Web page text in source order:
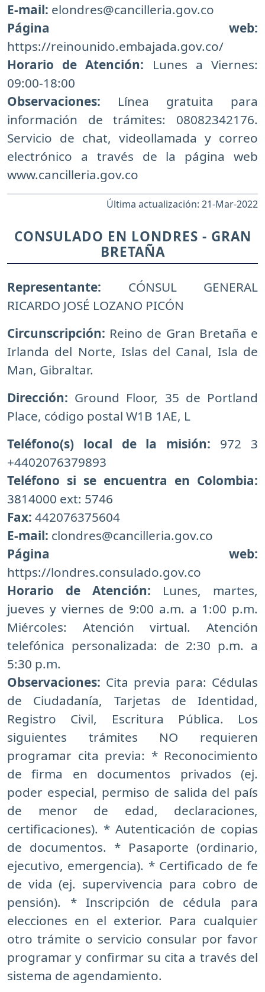
E-mail: elondres@cancilleria.gov.co
Página web:
https://reinounido.embajada.gov.co/
Horario de Atención: Lunes a Viernes:
09:00-18:00
Observaciones: Línea gratuita para
información de trámites: 08082342176.
Servicio de chat, videollamada y correo
electrónico a través de la página web
www.cancilleria.gov.co
Última actualización: 21-Mar-2022
CONSULADO EN LONDRES - GRAN
BRETAÑA
Representante: CÓNSUL GENERAL
RICARDO JOSÉ LOZANO PICÓN
Circunscripción: Reino de Gran Bretaña e
Irlanda del Norte, Islas del Canal, Isla de
Man, Gibraltar.
Dirección: Ground Floor, 35 de Portland
Place, código postal W1B 1AE, L
Teléfono(s) local de la misión: 972 3
+4402076379893
Teléfono si se encuentra en Colombia:
3814000 ext: 5746
Fax: 442076375604
E-mail: clondres@cancilleria.gov.co
Página web:
https://londres.consulado.gov.co
Horario de Atención: Lunes, martes,
jueves y viernes de 9:00 a.m. a 1:00 p.m.
Miércoles: Atención virtual. Atención
telefónica personalizada: de 2:30 p.m. a
5:30 p.m.
Observaciones: Cita previa para: Cédulas
de Ciudadanía, Tarjetas de Identidad,
Registro Civil, Escritura Pública. Los
siguientes trámites NO requieren
programar cita previa: * Reconocimiento
de firma en documentos privados (ej.
poder especial, permiso de salida del país
de menor de edad, declaraciones,
certificaciones). * Autenticación de copias
de documentos. * Pasaporte (ordinario,
ejecutivo, emergencia). * Certificado de fe
de vida (ej. supervivencia para cobro de
pensión). * Inscripción de cédula para
elecciones en el exterior. Para cualquier
otro trámite o servicio consular por favor
programar y confirmar su cita a través del
sistema de agendamiento.